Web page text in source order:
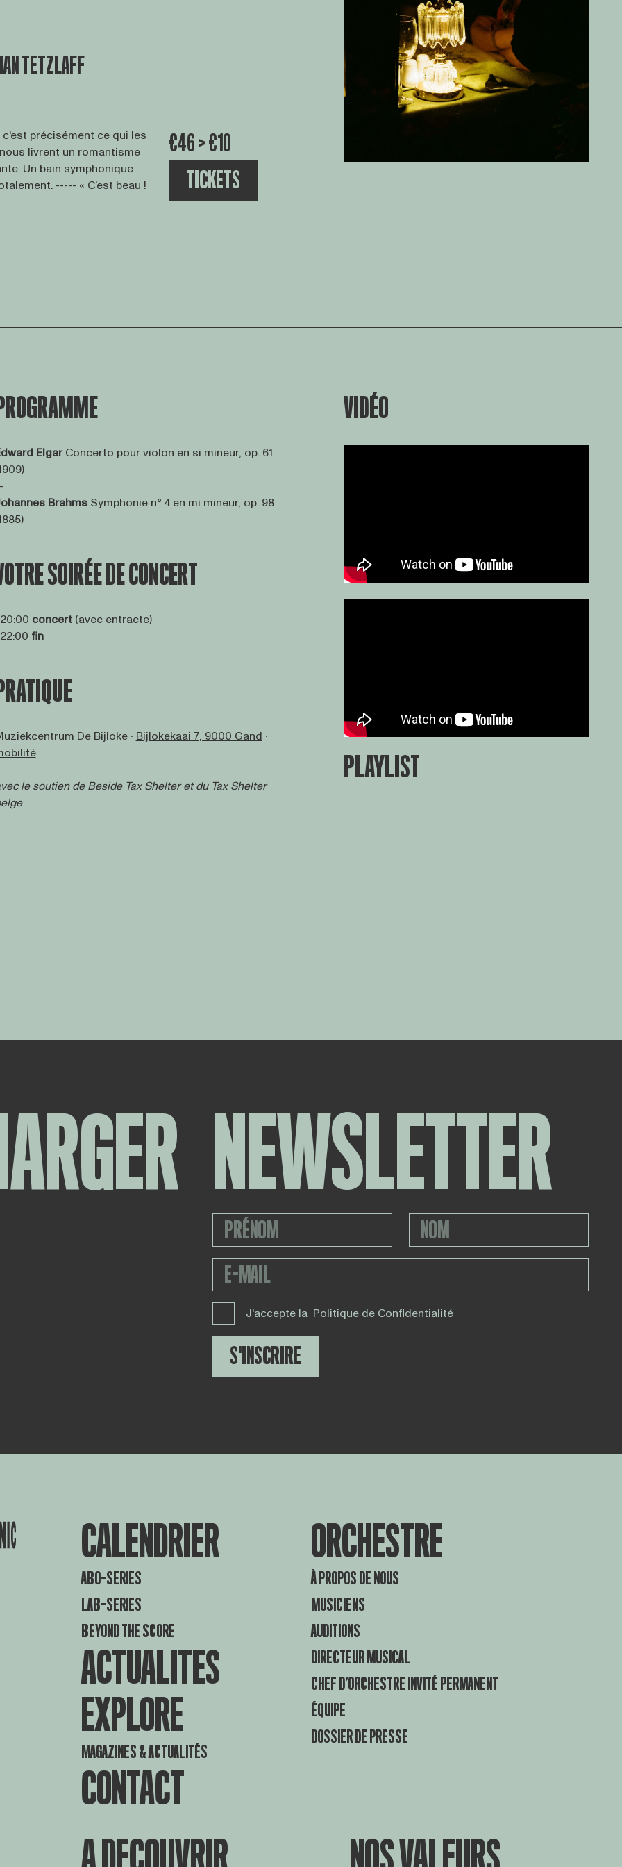
TETZLAFF
précisément ce qui les
livrent un romantisme
Un bain symphonique
----- « C’est beau !
€46 > €10
TICKETS
PROGRAMME
ElgarConcerto pour violon en si mineur, op. 61
Brahms Symphonie n° 4 en mi mineur, op. 98
SOIRÉE DE CONCERT
20:00 concert (avec entracte)
22:00 fin
PRATIQUE
De Bijloke ∙ Bijlokekaai 7, 9000 Gand ∙
le soutien deBeside Tax Shelteret du Tax Shelter
VIDÉO
PLAYLIST
NEWSLETTER
J'accepte la Politique de Confidentialité
S'INSCRIRE
CALENDRIER
ABO-SERIES
LAB-SERIES
BEYOND THE SCORE
ACTUALITES
EXPLORE
MAGAZINES & ACTUALITÉS
CONTACT
ORCHESTRE
À PROPOS DE NOUS
MUSICIENS
AUDITIONS
DIRECTEUR MUSICAL
CHEF D’ORCHESTRE INVITÉ PERMANENT
ÉQUIPE
DOSSIER DE PRESSE